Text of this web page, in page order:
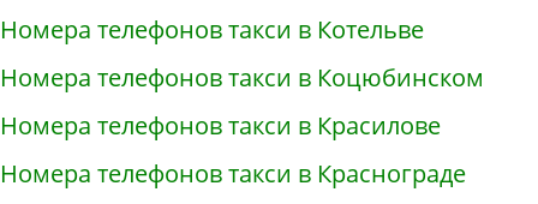
Номера телефонов такси в Котельве
Номера телефонов такси в Коцюбинском
Номера телефонов такси в Красилове
Номера телефонов такси в Краснограде